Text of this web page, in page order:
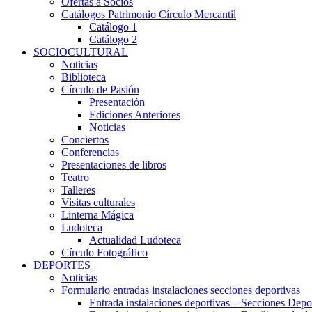
Catálogos Patrimonio Círculo Mercantil
Catálogo 1
Catálogo 2
SOCIOCULTURAL
Noticias
Biblioteca
Círculo de Pasión
Presentación
Ediciones Anteriores
Noticias
Conciertos
Conferencias
Presentaciones de libros
Teatro
Talleres
Visitas culturales
Linterna Mágica
Ludoteca
Actualidad Ludoteca
Círculo Fotográfico
DEPORTES
Noticias
Formulario entradas instalaciones secciones deportivas
Entrada instalaciones deportivas – Secciones